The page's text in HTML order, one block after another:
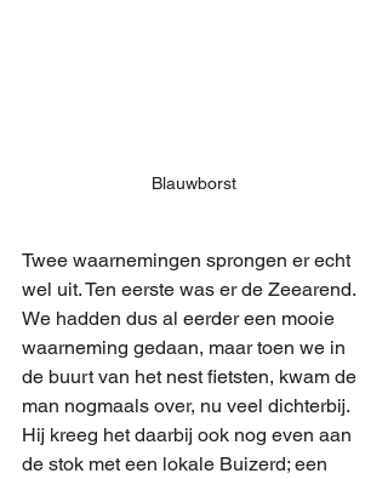
Blauwborst
Twee waarnemingen sprongen er echt
wel uit. Ten eerste was er de Zeearend.
We hadden dus al eerder een mooie
waarneming gedaan, maar toen we in
de buurt van het nest fietsten, kwam de
man nogmaals over, nu veel dichterbij.
Hij kreeg het daarbij ook nog even aan
de stok met een lokale Buizerd; een